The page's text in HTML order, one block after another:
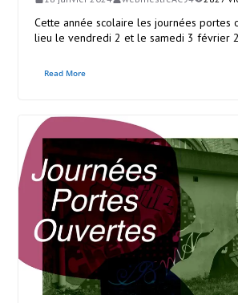
Cette année scolaire les journées portes
lieu le vendredi 2 et le samedi 3 février
Read More